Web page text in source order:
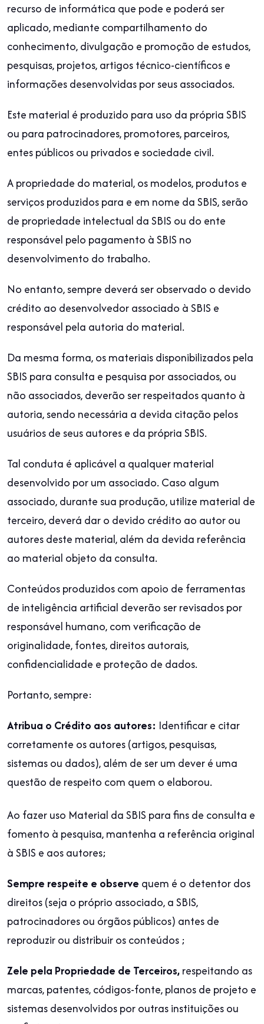
recurso de informática que pode e poderá ser
aplicado, mediante compartilhamento do
conhecimento, divulgação e promoção de estudos,
pesquisas, projetos, artigos técnico-científicos e
informações desenvolvidas por seus associados.
Este material é produzido para uso da própria SBIS
ou para patrocinadores, promotores, parceiros,
entes públicos ou privados e sociedade civil.
A propriedade do material, os modelos, produtos e
serviços produzidos para e em nome da SBIS, serão
de propriedade intelectual da SBIS ou do ente
responsável pelo pagamento à SBIS no
desenvolvimento do trabalho.
No entanto, sempre deverá ser observado o devido
crédito ao desenvolvedor associado à SBIS e
responsável pela autoria do material.
Da mesma forma, os materiais disponibilizados pela
SBIS para consulta e pesquisa por associados, ou
não associados, deverão ser respeitados quanto à
autoria, sendo necessária a devida citação pelos
usuários de seus autores e da própria SBIS.
Tal conduta é aplicável a qualquer material
desenvolvido por um associado. Caso algum
associado, durante sua produção, utilize material de
terceiro, deverá dar o devido crédito ao autor ou
autores deste material, além da devida referência
ao material objeto da consulta.
Conteúdos produzidos com apoio de ferramentas
de inteligência artificial deverão ser revisados por
responsável humano, com verificação de
originalidade, fontes, direitos autorais,
confidencialidade e proteção de dados.
Portanto, sempre:
Atribua o Crédito aos autores: Identificar e citar
corretamente os autores (artigos, pesquisas,
sistemas ou dados), além de ser um dever é uma
questão de respeito com quem o elaborou.
Ao fazer uso Material da SBIS para fins de consulta e
fomento à pesquisa, mantenha a referência original
à SBIS e aos autores;
Sempre respeite e observe quem é o detentor dos
direitos (seja o próprio associado, a SBIS,
patrocinadores ou órgãos públicos) antes de
reproduzir ou distribuir os conteúdos ;
Zele pela Propriedade de Terceiros,respeitando as
marcas, patentes, códigos-fonte, planos de projeto e
sistemas desenvolvidos por outras instituições ou